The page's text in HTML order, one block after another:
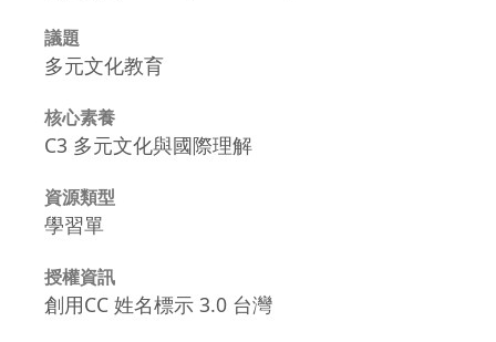
議題
多元文化教育
核心素養
C3 多元文化與國際理解
資源類型
學習單
授權資訊
創用CC 姓名標示 3.0 台灣